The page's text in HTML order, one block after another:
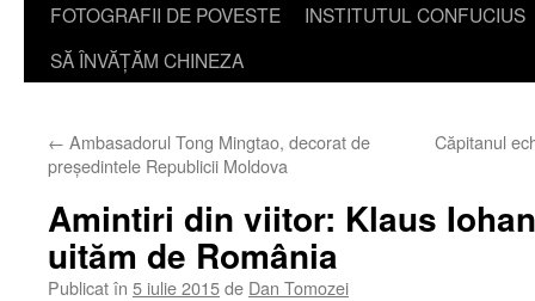
conținut
FOTOGRAFII DE POVESTE
INSTITUTUL CONFUCIUS
SĂ ÎNVĂŢĂM CHINEZA
← Ambasadorul Tong Mingtao, decorat de
președintele Republicii Moldova
Căpitanul
Amintiri din viitor: Klaus
uităm de România
Publicat în 5 iulie 2015de Dan Tomozei